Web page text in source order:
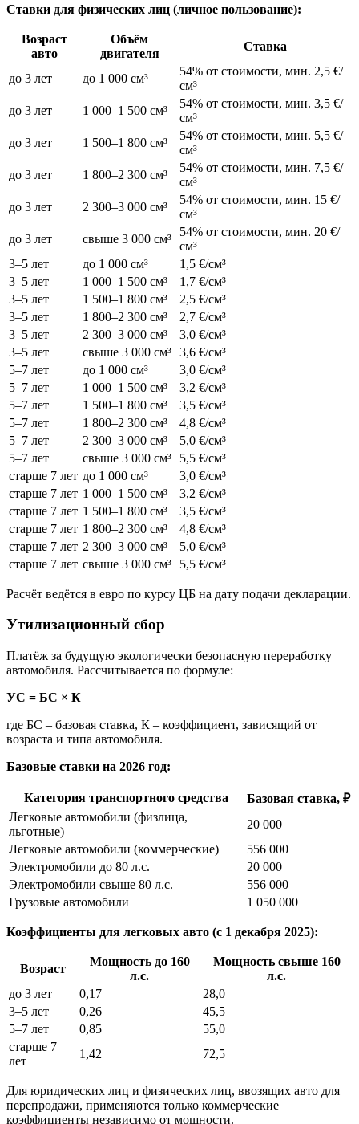
Ставки для физических лиц (личное пользование):
Возраст
авто
Объём
двигателя
Ставка
до 3 лет до 1 000 см³
54% от стоимости, мин. 2,5 €/
см³
до 3 лет
1 000–1 500 см³
54% от стоимости, мин. 3,5 €/
см³
до 3 лет
1 500–1 800 см³
54% от стоимости, мин. 5,5 €/
см³
до 3 лет
1 800–2 300 см³
54% от стоимости, мин. 7,5 €/
см³
до 3 лет
2 300–3 000 см³
54% от стоимости, мин. 15 €/
см³
до 3 лет
свыше 3 000 см³
54% от стоимости, мин. 20 €/
см³
3–5 лет
до 1 000 см³
1,5 €/см³
3–5 лет
1 000–1 500 см³
1,7 €/см³
3–5 лет
1 500–1 800 см³
2,5 €/см³
3–5 лет
1 800–2 300 см³
2,7 €/см³
3–5 лет
2 300–3 000 см³
3,0 €/см³
3–5 лет
свыше 3 000 см³ 3,6 €/см³
5–7 лет
до 1 000 см³
3,0 €/см³
5–7 лет
1 000–1 500 см³
3,2 €/см³
5–7 лет
1 500–1 800 см³
3,5 €/см³
5–7 лет
1 800–2 300 см³
4,8 €/см³
5–7 лет
2 300–3 000 см³
5,0 €/см³
5–7 лет
свыше 3 000 см³
5,5 €/см³
старше 7 лет до 1 000 см³
3,0 €/см³
старше 7 лет 1 000–1 500 см³
3,2 €/см³
старше 7 лет 1 500–1 800 см³
3,5 €/см³
старше 7 лет 1 800–2 300 см³
4,8 €/см³
старше 7 лет 2 300–3 000 см³
5,0 €/см³
старше 7 лет свыше 3 000 см³ 5,5 €/см³
Расчёт ведётся в евро по курсу ЦБ на дату подачи декларации.
Утилизационный сбор
Платёж за будущую экологически безопасную переработку
автомобиля. Рассчитывается по формуле:
УС = БС × К
где БС – базовая ставка, К – коэффициент, зависящий от
возраста и типа автомобиля.
Базовые ставки на 2026 год:
Категория транспортного средства
Базовая ставка, ₽
Легковые автомобили (физлица,
льготные)
20 000
Легковые автомобили (коммерческие)
556 000
Электромобили до 80 л.с.
20 000
Электромобили свыше 80 л.с.
556 000
Грузовые автомобили
1 050 000
Коэффициенты для легковых авто (с 1 декабря 2025):
Возраст
Мощность до 160
л.с.
Мощность свыше 160
л.с.
до 3 лет
0,17
28,0
3–5 лет
0,26
45,5
5–7 лет
0,85
55,0
старше 7
лет
1,42 72,5
Для юридических лиц и физических лиц, ввозящих авто для
перепродажи, применяются только коммерческие
коэффициенты независимо от мощности.